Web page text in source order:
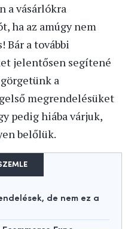
a vásárlókra
ha az amúgy nem
Bár a további
jelentősen segítené
a
megrendelésüket
pedig hiába várjuk,
belőlük.
de nem ez a